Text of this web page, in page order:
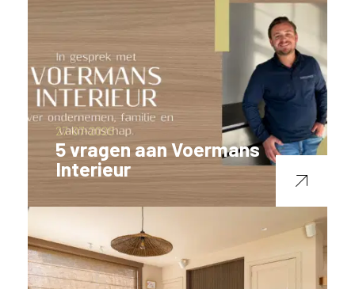
27-07-2026
5 vragen aan Voermans
Interieur